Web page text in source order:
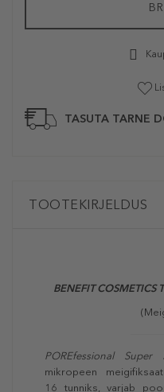
TASUTA TARNE
TOOTEKIRJELDUS
BENEFIT COSMETICS
POREfessional Super
mikropeen
16 tunniks, varjab